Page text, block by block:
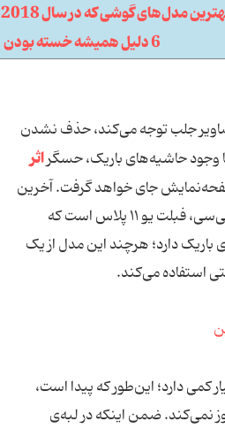
مدل‌های گوشی که در سال 2018 خواهند آمد
6 دلیل همیشه خسته بودن
جلب‌ توجه می‌کند، حذف نشدن
حاشیه‌های باریک، حسگراثر
جای خواهد گرفت. آخرین
گوشی عرضه‌شده توسط اچ‌تی‌سی، فبلت یو ۱۱ پلاس است که
دارد؛ هرچند این مدل از یک
استفاده می‌کند.
بسیار کمی دارد؛ این‌طور که پیدا است،
تجاوز نمی‌کند. ضمن اینکه در لبه‏‌ی